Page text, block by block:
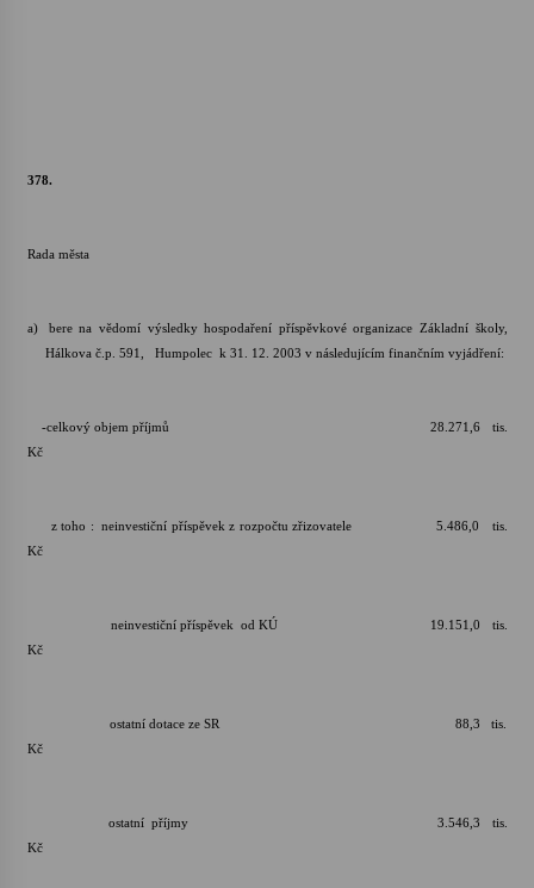
30. 6. 2026
378.
Rada města
a)
bere na vědomí výsledky hospodaření příspěvkové organizace Základní školy,
Hálkova č.p. 591, Humpolec k 31. 12. 2003 v následujícím finančním vyjádření:
-celkový objem příjmů 28.271,6 tis.
Kč
z toho : neinvestiční příspěvek z rozpočtu zřizovatele 5.486,0 tis.
Kč
neinvestiční příspěvek od KÚ 19.151,0 tis.
Kč
ostatní dotace ze SR 88,3 tis.
Kč
ostatní příjmy 3.546,3 tis.
Kč